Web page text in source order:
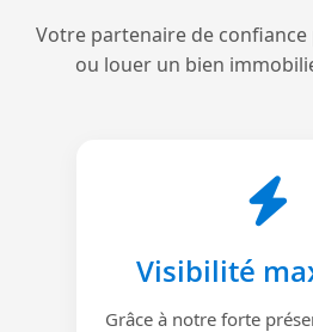
Votre partenaire de
ou louer un bien
Visibilité
Grâce à notre forte